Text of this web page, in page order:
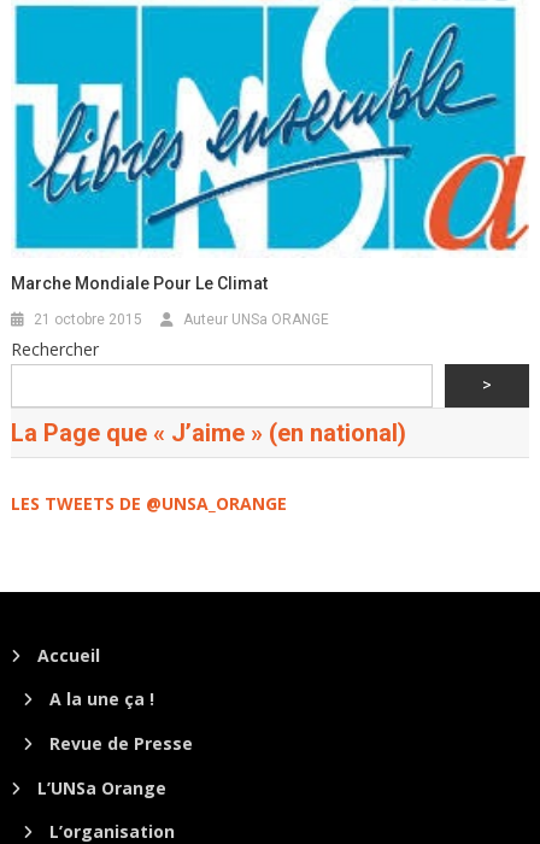
Marche Mondiale Pour Le Climat
21 octobre 2015 Auteur UNSa ORANGE
Rechercher
>
La Page que « J’aime » (en national)
LES TWEETS DE @UNSA_ORANGE
Accueil
A la une ça !
Revue de Presse
L’UNSa Orange
L’organisation